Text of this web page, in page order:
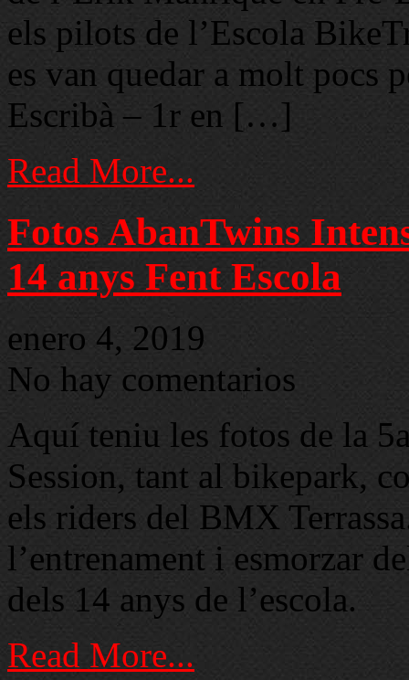
els pilots de l’Escola
es van quedar a molt pocs
Escribà – 1r en […]
Read More...
Fotos AbanTwins
14 anys Fent Escola
enero 4, 2019
No hay comentarios
Aquí teniu les fotos de la
Session, tant al bikepark,
els riders del BMX
l’entrenament i esmorzar
dels 14 anys de l’escola.
Read More...